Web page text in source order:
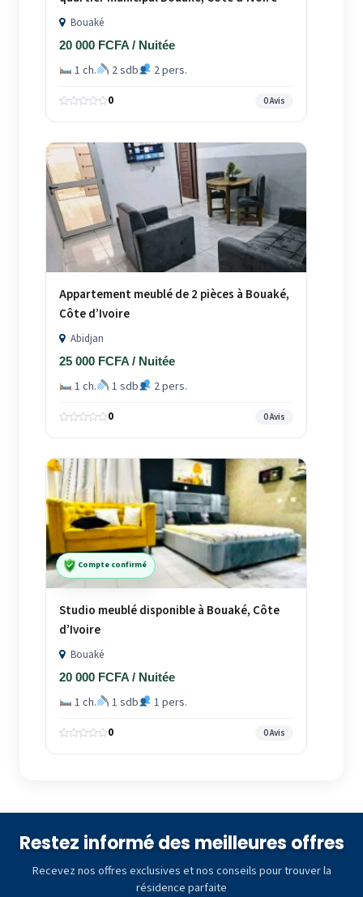
Bouaké
20 000 FCFA / Nuitée
1 ch. 2 sdb 2 pers.
0 0 Avis
Appartement meublé de 2 pièces à Bouaké,
Côte d’Ivoire
Abidjan
25 000 FCFA / Nuitée
1 ch. 1 sdb 2 pers.
0 0 Avis
Compte confirmé
Studio meublé disponible à Bouaké, Côte
d’Ivoire
Bouaké
20 000 FCFA / Nuitée
1 ch. 1 sdb 1 pers.
0 0 Avis
Restez informé des meilleures offres
Recevez nos offres exclusives et nos conseils pour trouver la
résidence parfaite